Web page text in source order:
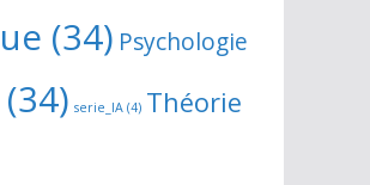
(34) Psychologie
(34) serie_IA(4) Théorie